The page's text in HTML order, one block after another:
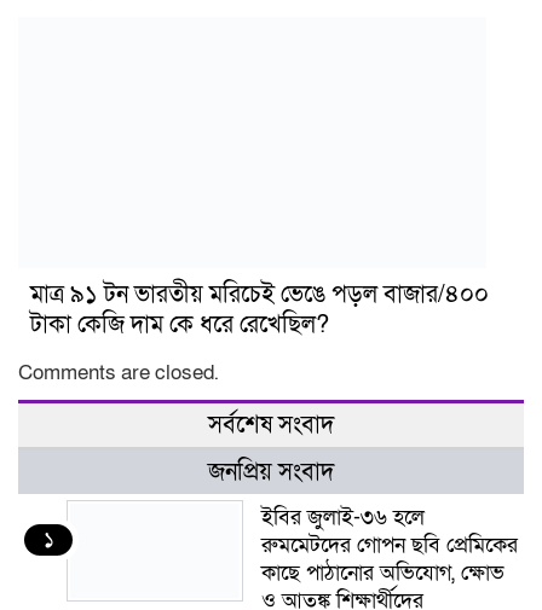
মাত্র ৯১ টন ভারতীয় মরিচেই ভেঙে পড়ল বাজার/৪০০
টাকা কেজি দাম কে ধরে রেখেছিল?
Comments are closed.
সর্বশেষ সংবাদ
জনপ্রিয় সংবাদ
১
ইবির জুলাই-৩৬ হলে
রুমমেটদের গোপন ছবি প্রেমিকের
কাছে পাঠানোর অভিযোগ, ক্ষোভ
ও আতঙ্ক শিক্ষার্থীদের